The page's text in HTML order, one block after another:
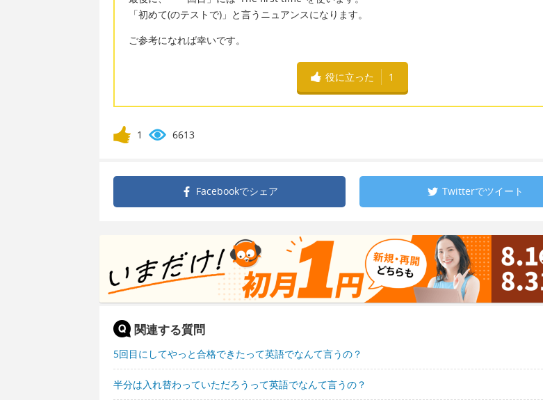
「初めて(のテストで)」と言うニュアンスになります。
ご参考になれば幸いです。
役に立った 1
1 6613
Facebookでシェア Twitterでツイート
関連する質問
5回目にしてやっと合格できたって英語でなんて言うの？
半分は入れ替わっていただろうって英語でなんて言うの？